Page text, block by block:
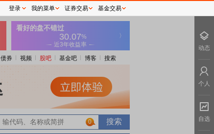
债券 视频 股吧 基金吧 博客 搜索
0
登录 我的菜单 证券交易 基金交易
动态
个人
自选